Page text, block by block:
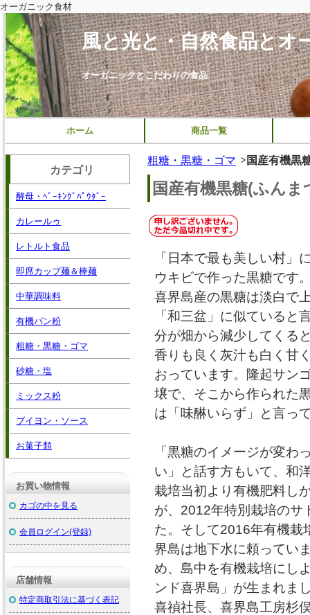
オーガニック食材
風と光と・自然食品とオ
オーガニックとこだわりの食品
ホーム 商品一覧
粗糖・黒糖・ゴマ 国産有機黒
国産有機黒糖(ふんま
「日本で最も美しい村」
ウキビで作った黒糖です
喜界島産の黒糖は淡白で
「和三盆」に似ていると
分が畑から減少してくる
香りも良く灰汁も白く甘
おっています。隆起サン
壌で、そこから作られた
は「味醂いらず」と言っ
「黒糖のイメージが変わ
い」と話す方もいて、和
栽培当初より有機肥料し
が、2012年特別栽培のサ
た。そして2016年有機栽
界島は地下水に頼ってい
め、島中を有機栽培にし
ンド喜界島」が生まれま
喜禎社長、喜界島工房杉
カテゴリ
酵母・ﾍﾞｰｷﾝｸﾞﾊﾟｳﾀﾞｰ
カレールゥ
レトルト食品
即席カップ麺＆棒麺
中華調味料
有機パン粉
粗糖・黒糖・ゴマ
砂糖・塩
ミックス粉
ブイヨン・ソース
お菓子類
お買い物情報
カゴの中を見る
会員ログイン(登録)
店舗情報
特定商取引法に基づく表記